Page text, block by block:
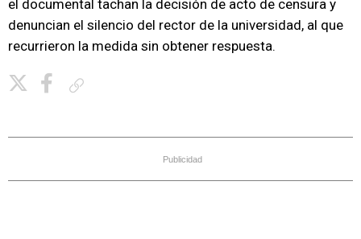
el documental tachan la decisión de acto de censura y
denuncian el silencio del rector de la universidad, al que
recurrieron la medida sin obtener respuesta.
Publicidad